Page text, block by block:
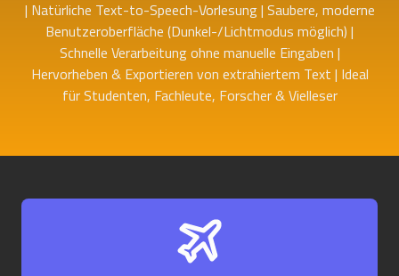
| Natürliche Text-to-Speech-Vorlesung | Saubere, moderne
Benutzeroberfläche (Dunkel-/Lichtmodus möglich) |
Schnelle Verarbeitung ohne manuelle Eingaben |
Hervorheben & Exportieren von extrahiertem Text | Ideal
für Studenten, Fachleute, Forscher & Vielleser